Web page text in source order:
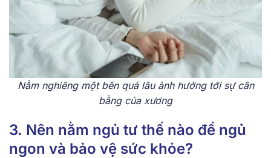
Nằm nghiêng một bên quá lâu ảnh hưởng tới sự cân
bằng của xương
3. Nên nằm ngủ tư thế nào để ngủ
ngon và bảo vệ sức khỏe?